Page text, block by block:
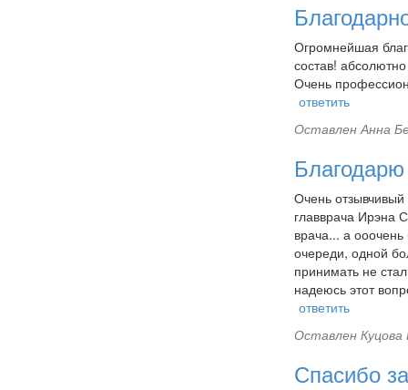
Огромнейшая
состав!
Очень
ответить
ОставленАнна
Благодарю
Очень
главврача Ирэна
врача... а
очереди, одной
принимать не
надеюсь этот
ответить
Оставлен
Спасибо